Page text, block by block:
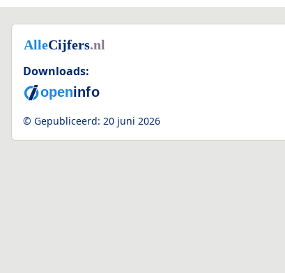
Downloads:
© Gepubliceerd: 20 juni 2026